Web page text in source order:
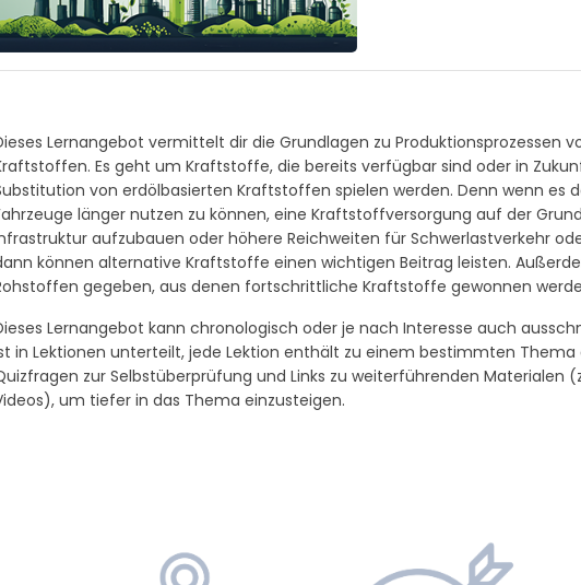
Lernangebot vermittelt dir die Grundlagen zu Produktionsprozessen
Es geht um Kraftstoffe, die bereits verfügbar sind oder in
von erdölbasierten Kraftstoffen spielen werden. Denn wenn es
länger nutzen zu können, eine Kraftstoffversorgung auf der
aufzubauen oder höhere Reichweiten für Schwerlastverkehr
können alternative Kraftstoffe einen wichtigen Beitrag leisten.
gegeben, aus denen fortschrittliche Kraftstoffe gewonnen
Lernangebot kann chronologisch oder je nach Interesse auch
in Lektionen unterteilt, jede Lektion enthält zu einem bestimmten Thema
zur Selbstüberprüfung und Links zu weiterführenden Materialen
um tiefer in das Thema einzusteigen.